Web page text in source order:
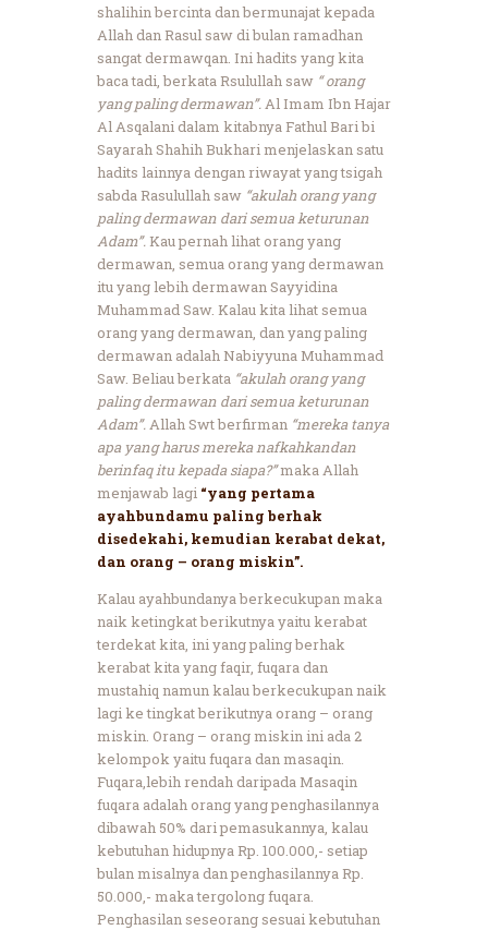
shalihin bercinta dan bermunajat kepada
Allah dan Rasul saw di bulan ramadhan
sangat dermawqan. Ini hadits yang kita
baca tadi, berkata Rsulullah saw “ orang
yang paling dermawan”.Al Imam Ibn Hajar
Al Asqalani dalam kitabnya Fathul Bari bi
Sayarah Shahih Bukhari menjelaskan satu
hadits lainnya dengan riwayat yang tsigah
sabda Rasulullah saw “akulah orang yang
paling dermawan dari semua keturunan
Adam”.Kau pernah lihat orang yang
dermawan, semua orang yang dermawan
itu yang lebih dermawan Sayyidina
Muhammad Saw. Kalau kita lihat semua
orang yang dermawan, dan yang paling
dermawan adalah Nabiyyuna Muhammad
Saw. Beliau berkata “akulah orang yang
paling dermawan dari semua keturunan
Adam”.Allah Swt berfirman “mereka tanya
apa yang harus mereka nafkahkandan
berinfaq itu kepada siapa?”maka Allah
menjawab lagi “yang pertama
ayahbundamu paling berhak
disedekahi, kemudian kerabat dekat,
dan orang – orang miskin”.
Kalau ayahbundanya berkecukupan maka
naik ketingkat berikutnya yaitu kerabat
terdekat kita, ini yang paling berhak
kerabat kita yang faqir, fuqara dan
mustahiq namun kalau berkecukupan naik
lagi ke tingkat berikutnya orang – orang
miskin. Orang – orang miskin ini ada 2
kelompok yaitu fuqara dan masaqin.
Fuqara,lebih rendah daripada Masaqin
fuqara adalah orang yang penghasilannya
dibawah 50% dari pemasukannya, kalau
kebutuhan hidupnya Rp. 100.000,- setiap
bulan misalnya dan penghasilannya Rp.
50.000,- maka tergolong fuqara.
Penghasilan seseorang sesuai kebutuhan